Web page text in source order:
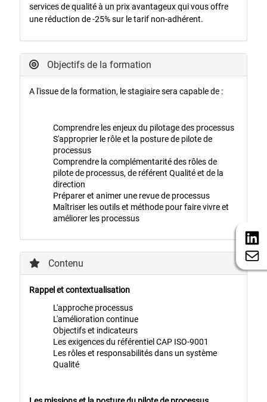
services de qualité à un prix avantageux qui vous offre
une réduction de -25% sur le tarif non-adhérent.
Objectifs de la formation
A l'issue de la formation, le stagiaire sera capable de :
Comprendre les enjeux du pilotage des processus
S'approprier le rôle et la posture de pilote de
processus
Comprendre la complémentarité des rôles de
pilote de processus, de référent Qualité et de la
direction
Préparer et animer une revue de processus
Maîtriser les outils et méthode pour faire vivre et
améliorer les processus
Contenu
Rappel et contextualisation
L'approche processus
L'amélioration continue
Objectifs et indicateurs
Les exigences du référentiel CAP ISO-9001
Les rôles et responsabilités dans un système
Qualité